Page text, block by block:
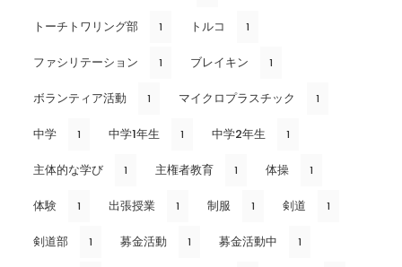
トーチトワリング部 1 トルコ 1
ファシリテーション 1 ブレイキン 1
ボランティア活動 1 マイクロプラスチック 1
中学 1 中学1年生 1 中学2年生 1
主体的な学び 1 主権者教育 1 体操 1
体験 1 出張授業 1 制服 1 剣道 1
剣道部 1 募金活動 1 募金活動中 1